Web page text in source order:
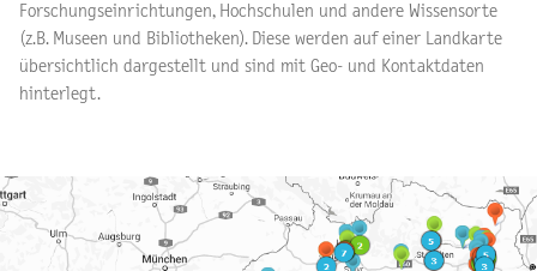
Forschungseinrichtungen, Hochschulen und andere Wissensorte
(z.B. Museen und Bibliotheken). Diese werden auf einer Landkarte
übersichtlich dargestellt und sind mit Geo- und Kontaktdaten
hinterlegt.